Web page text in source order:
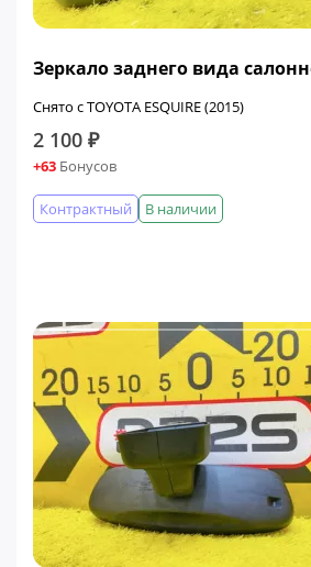
Зеркало заднего вида
Снято с TOYOTA ESQUIRE (2015)
2 100 ₽
+63 Бонусов
В наличии
Контрактный